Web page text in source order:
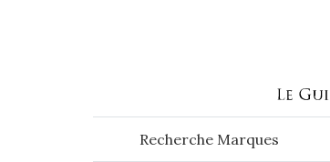
Recherche Marques